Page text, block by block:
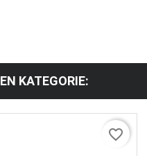
KATEGORIE:
favorite_border